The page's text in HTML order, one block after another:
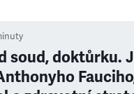
soud, doktůrku.